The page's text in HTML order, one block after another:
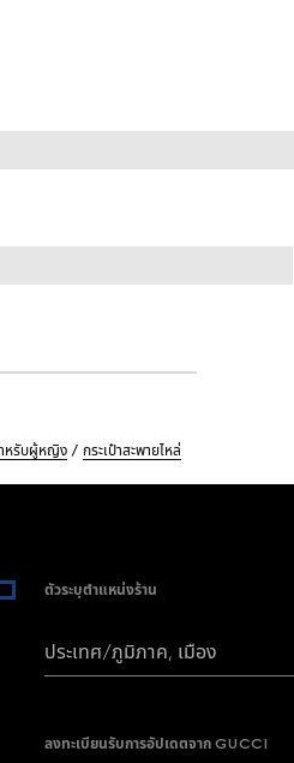
ำหรับผู้หญิง กระเป๋าสะพายไหล่
ตัวระบุตำแหน่งร้าน
ประเทศ/ภูมิภาค, เมือง
ลงทะเบียนรับการอัปเดตจาก GUCCI